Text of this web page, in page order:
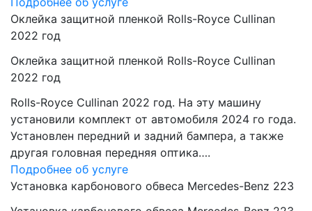
Оклейка защитной пленкой Rolls-Royce Cullinan
2022 год
Оклейка защитной пленкой Rolls-Royce Cullinan
2022 год
Rolls-Royce Cullinan 2022 год. На эту машину
установили комплект от автомобиля 2024 го года.
Установлен передний и задний бампера, а также
другая головная передняя оптика….
Подробнее об услуге
Установка карбонового обвеса Mercedes-Benz 223